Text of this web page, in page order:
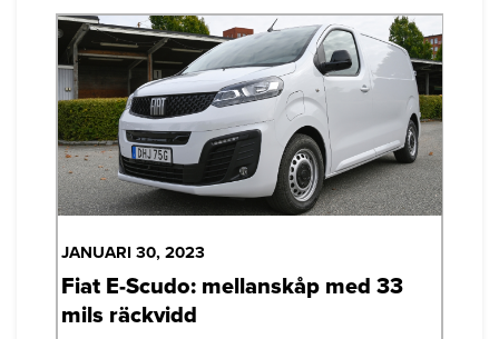
JANUARI 30, 2023
Fiat E-Scudo: mellanskåp med 33
mils räckvidd